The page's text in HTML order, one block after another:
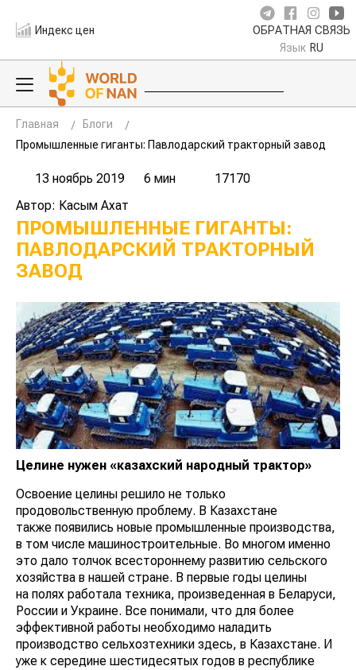
Индекс цен ОБРАТНАЯ СВЯЗЬ
Язык RU
Главная
Блоги
Промышленные гиганты: Павлодарский тракторный завод
13 ноябрь 2019 6 мин
17170
Автор: Касым Ахат
ПРОМЫШЛЕННЫЕ ГИГАНТЫ:
ПАВЛОДАРСКИЙ ТРАКТОРНЫЙ
ЗАВОД
Целине нужен «казахский народный трактор»
Освоение целины решило не только
продовольственную проблему. В Казахстане
также появились новые промышленные производства,
в том числе машиностроительные. Во многом именно
это дало толчок всестороннему развитию сельского
хозяйства в нашей стране. В первые годы целины
на полях работала техника, произведенная в Беларуси,
России и Украине. Все понимали, что для более
эффективной работы необходимо наладить
производство сельхозтехники здесь, в Казахстане. И
уже к середине шестидесятых годов в республике